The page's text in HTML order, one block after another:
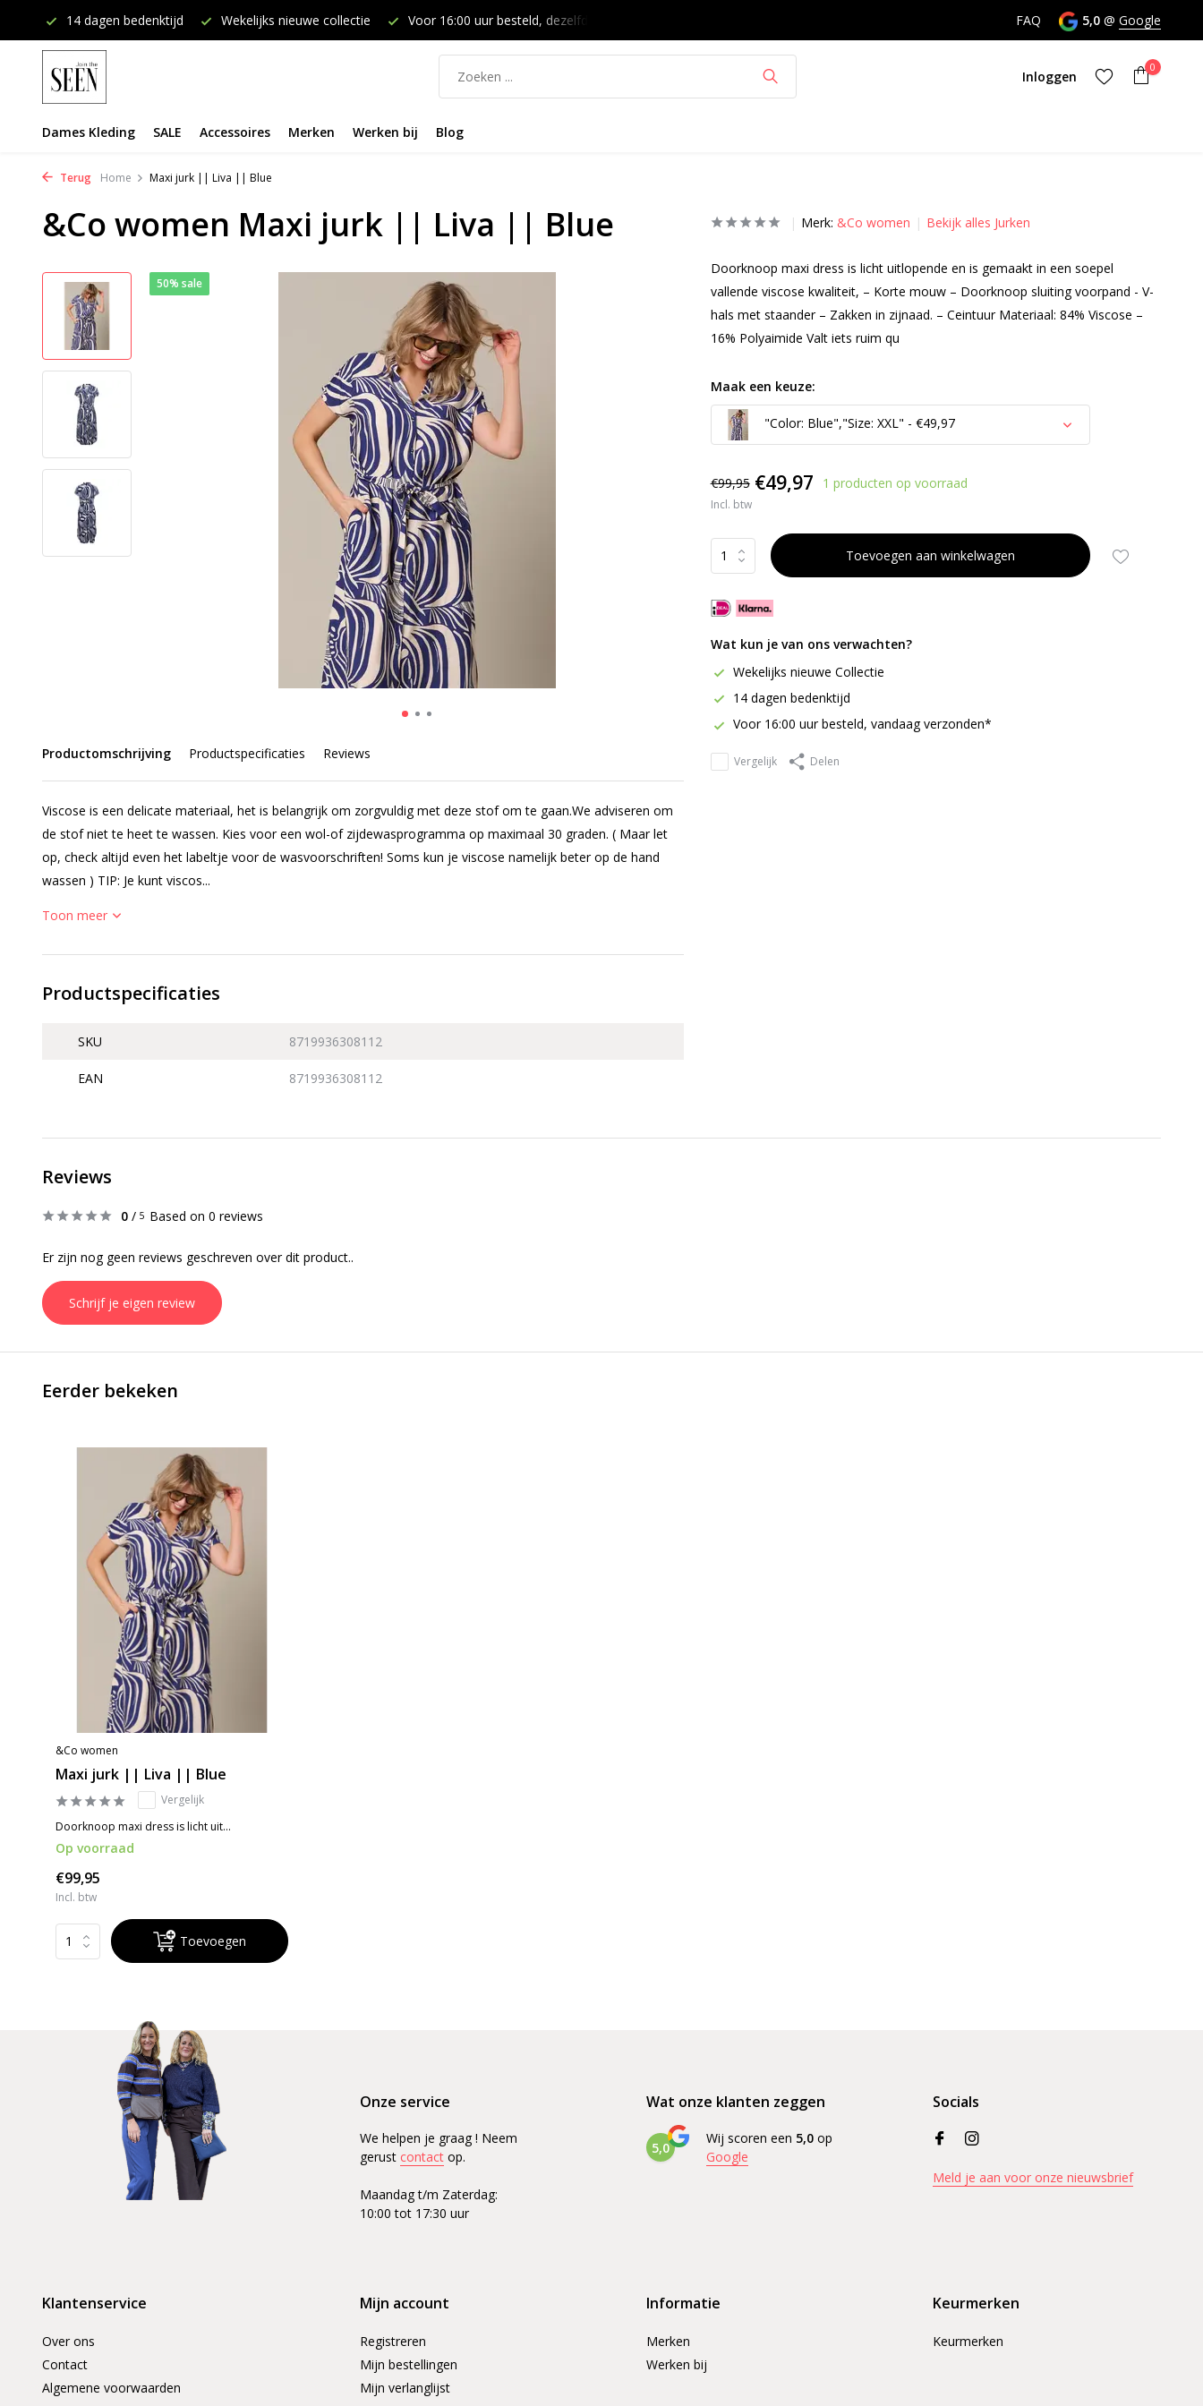
14 dagen bedenktijd Wekelijks nieuwe collectie Voor 16:00 uur besteld, dezelfde dag verzonden FAQ 5,0 @ Google
Inloggen
Account aanmaken
0
Dames Kleding SALE Accessoires Merken Werken bij Blog
Terug Home Maxi jurk || Liva || Blue
&Co women Maxi jurk || Liva || Blue
50% sale
Productomschrijving Productspecificaties Reviews
Viscose is een delicate materiaal, het is belangrijk om zorgvuldig met deze stof om te gaan.We adviseren om
de stof niet te heet te wassen. Kies voor een wol-of zijdewasprogramma op maximaal 30 graden. ( Maar let
op, check altijd even het labeltje voor de wasvoorschriften! Soms kun je viscose namelijk beter op de hand
wassen ) TIP: Je kunt viscos...
Toon meer
Productspecificaties
SKU 8719936308112
EAN 8719936308112
Merk: &Co women Bekijk alles Jurken
Doorknoop maxi dress is licht uitlopende en is gemaakt in een soepel
vallende viscose kwaliteit, – Korte mouw – Doorknoop sluiting voorpand - V-
hals met staander – Zakken in zijnaad. – Ceintuur Materiaal: 84% Viscose –
16% Polyaimide Valt iets ruim qu
Maak een keuze:
"Color: Blue","Size: XXL" - €49,97
Uitverkocht
€99,95 €49,97 1 producten op voorraad
Incl. btw
Toevoegen aan winkelwagen
Wat kun je van ons verwachten?
Wekelijks nieuwe Collectie
14 dagen bedenktijd
Voor 16:00 uur besteld, vandaag verzonden*
Vergelijk Delen
Reviews
0 / 5 Based on 0 reviews
Er zijn nog geen reviews geschreven over dit product..
Schrijf je eigen review
Eerder bekeken
&Co women
Maxi jurk || Liva || Blue
Vergelijk
Doorknoop maxi dress is licht uit...
Op voorraad
€99,95
Incl. btw
Toevoegen
Onze service
We helpen je graag ! Neem
gerust contact op.
Maandag t/m Zaterdag:
10:00 tot 17:30 uur
Wat onze klanten zeggen
5,0
Wij scoren een 5,0 op
Google
Socials
Meld je aan voor onze nieuwsbrief
Klantenservice
Over ons
Contact
Algemene voorwaarden
Mijn account
Registreren
Mijn bestellingen
Mijn verlanglijst
Informatie
Merken
Werken bij
Keurmerken
Keurmerken